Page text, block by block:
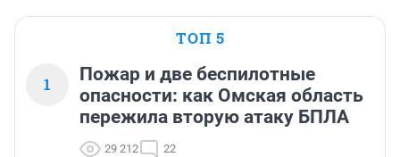
ТОП 5
1
Пожар и две беспилотные
опасности: как Омская область
пережила вторую атаку БПЛА
29 212 22